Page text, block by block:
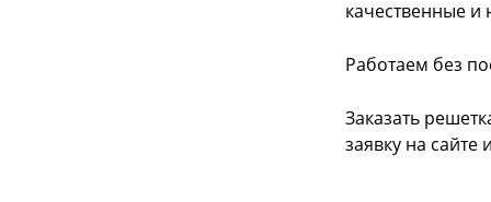
качественные и
Работаем без
Заказать
заявку на сайте